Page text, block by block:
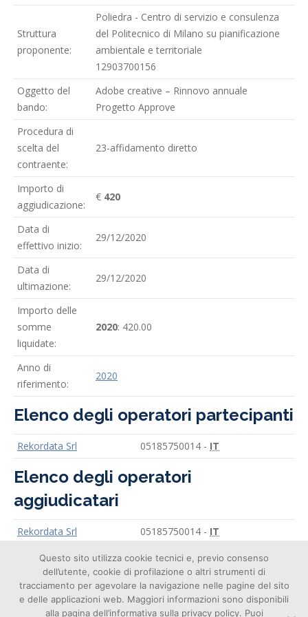
Struttura
proponente:
Poliedra - Centro di servizio e consulenza
del Politecnico di Milano su pianificazione
ambientale e territoriale
12903700156
Oggetto del
bando:
Adobe creative – Rinnovo annuale
Progetto Approve
Procedura di
scelta del
contraente:
23-affidamento diretto
Importo di
aggiudicazione:
€ 420
Data di
effettivo inizio:
29/12/2020
Data di
ultimazione:
29/12/2020
Importo delle
somme
liquidate:
2020: 420.00
Anno di
riferimento:
2020
Elenco degli operatori partecipanti
Rekordata Srl 05185750014 - IT
Elenco degli operatori
aggiudicatari
Rekordata Srl 05185750014 - IT
Questo sito utilizza cookie tecnici e, previo consenso
dell’utente, cookie di profilazione o altri strumenti di
tracciamento per agevolare la navigazione nelle pagine del sito
e delle applicazioni web. Maggiori informazioni sono disponibili
alla pagina dell’informativa sulla privacy policy. Puoi